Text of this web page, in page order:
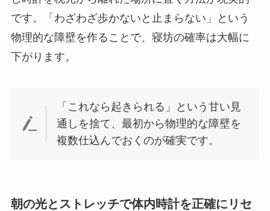
です。「わざわざ歩かないと止まらない」という
物理的な障壁を作ることで、寝坊の確率は大幅に
下がります。
「これなら起きられる」という甘い見
通しを捨て、最初から物理的な障壁を
複数仕込んでおくのが確実です。
朝の光とストレッチで体内時計を正確にリセ